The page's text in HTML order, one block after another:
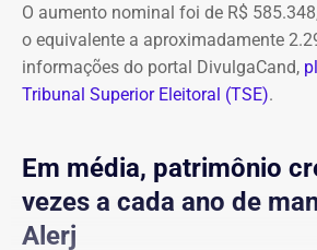
O aumento nominal foi de R$
o equivalente a aproximadamente
informações do portal DivulgaCand,
Tribunal Superior Eleitoral (TSE).
Em média, patrimônio
vezes a cada ano de
Alerj